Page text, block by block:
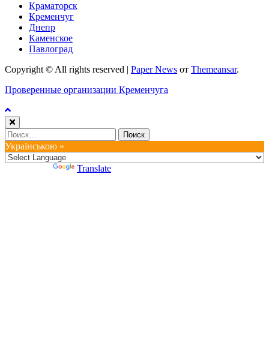
Краматорск
Кременчуг
Днепр
Каменское
Павлоград
Copyright © All rights reserved | Paper News от Themeansar.
Проверенные организации Кременчуга
Найти:
Українською »
Translate